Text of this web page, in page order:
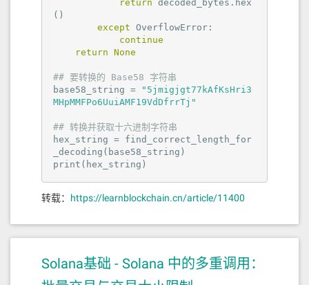
return decoded_bytes.hex
()
except OverflowError:
continue
return None
## 要转换的 Base58 字符串
base58_string =
"5jmigjgt77kAfKsHri3
MHpMMFPo6UuiAMF19VdDfrrTj"
## 转换并获取十六进制字符串
hex_string = find_correct_length_for
_decoding(base58_string)
print(hex_string)
转载： https://learnblockchain.cn/article/11400
Solana基础 - Solana 中的多重调用：